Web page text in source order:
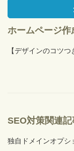
ホームページ作
【デザインのコツ
SEO対策関連記
独自ドメインオプシ